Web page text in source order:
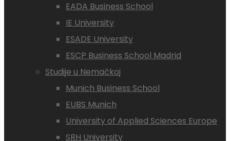
EADA Business School
IE University
ESADE University
ESCP Business School Madrid
Studije u Nemačkoj
Munich Business School
EUBS Munich
University of Applied Sciences Europe
SRH University